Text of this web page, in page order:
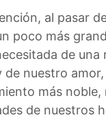
al pasar
poco más
de una
nuestro
más noble,
de nuestros